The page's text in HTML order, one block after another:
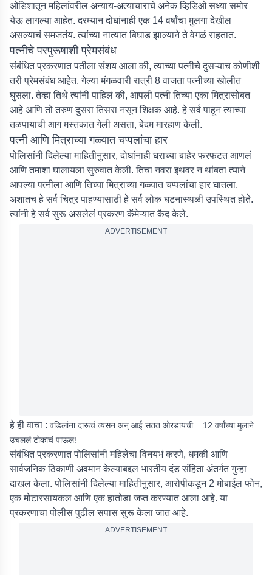
ओडिशातून महिलांवरील अन्याय-अत्याचाराचे अनेक व्हिडिओ सध्या समोर
येऊ लागल्या आहेत. दरम्यान दोघांनाही एक 14 वर्षांचा मुलगा देखील
असल्याचं समजतंय. त्यांच्या नात्यात बिघाड झाल्याने ते वेगळं राहतात.
पत्नीचे परपुरूषाशी प्रेमसंबंध
संबंधित प्रकरणात पतीला संशय आला की, त्याच्या पत्नीचे दुसऱ्याच कोणीशी
तरी प्रेमसंबंध आहेत. गेल्या मंगळवारी रात्री 8 वाजता पत्नीच्या खोलीत
घुसला. तेव्हा तिथे त्यांनी पाहिलं की, आपली पत्नी तिच्या एका मित्रासोबत
आहे आणि तो तरुण दुसरा तिसरा नसून शिक्षक आहे. हे सर्व पाहून त्याच्या
तळपायाची आग मस्तकात गेली असता, बेदम मारहाण केली.
पत्नी आणि मित्राच्या गळ्यात चप्पलांचा हार
पोलिसांनी दिलेल्या माहितीनुसार, दोघांनाही घराच्या बाहेर फरफटत आणलं
आणि तमाशा घालायला सुरुवात केली. तिचा नवरा इथवर न थांबता त्याने
आपल्या पत्नीला आणि तिच्या मित्राच्या गळ्यात चप्पलांचा हार घातला.
अशातच हे सर्व चित्र पाहण्यासाठी हे सर्व लोक घटनास्थळी उपस्थित होते.
त्यांनी हे सर्व सुरू असलेलं प्रकरण कॅमेऱ्यात कैद केले.
ADVERTISEMENT
हे ही वाचा : वडिलांना दारूचं व्यसन अन् आई सतत ओरडायची... 12 वर्षांच्या मुलाने
उचललं टोकाचं पाऊल!
संबंधित प्रकरणात पोलिसांनी महिलेचा विनयभं करणे, धमकी आणि
सार्वजनिक ठिकाणी अवमान केल्याबद्दल भारतीय दंड संहिता अंतर्गत गुन्हा
दाखल केला. पोलिसांनी दिलेल्या माहितीनुसार, आरोपीकडून 2 मोबाईल फोन,
एक मोटारसायकल आणि एक हातोडा जप्त करण्यात आला आहे. या
प्रकरणाचा पोलीस पुढील सपास सुरू केला जात आहे.
ADVERTISEMENT